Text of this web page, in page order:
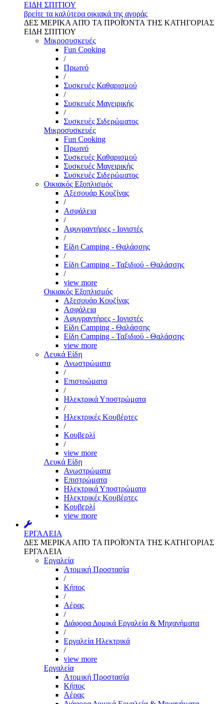
ΕΙΔΗ ΣΠΙΤΙΟΥ
βρείτε τα καλύτερα οικιακά της αγοράς
ΔΕΣ ΜΕΡΙΚΑ ΑΠΌ ΤΑ ΠΡΟΪΌΝΤΑ ΤΗΣ ΚΑΤΗΓΟΡΙΑΣ
ΕΙΔΗ ΣΠΙΤΙΟΥ
Μικροσυσκευές
Fun Cooking
/
Πρωινό
/
Συσκευές Καθαρισμού
/
Συσκευές Μαγειρικής
/
Συσκευές Σιδερώματος
Μικροσυσκευές
Fun Cooking
Πρωινό
Συσκευές Καθαρισμού
Συσκευές Μαγειρικής
Συσκευές Σιδερώματος
Οικιακός Εξοπλισμός
Αξεσουάρ Κουζίνας
/
Ασφάλεια
/
Αφυγραντήρες - Ιονιστές
/
Είδη Camping - Θαλάσσης
/
Είδη Camping - Ταξιδιού - Θαλάσσης
/
view more
Οικιακός Εξοπλισμός
Αξεσουάρ Κουζίνας
Ασφάλεια
Αφυγραντήρες - Ιονιστές
Είδη Camping - Θαλάσσης
Είδη Camping - Ταξιδιού - Θαλάσσης
view more
Λευκά Είδη
Ανωστρώματα
/
Επιστρώματα
/
Ηλεκτρικά Υποστρώματα
/
Ηλεκτρικές Κουβέρτες
/
Κουβερλί
/
view more
Λευκά Είδη
Ανωστρώματα
Επιστρώματα
Ηλεκτρικά Υποστρώματα
Ηλεκτρικές Κουβέρτες
Κουβερλί
view more
ΕΡΓΑΛΕΙΑ
ΔΕΣ ΜΕΡΙΚΑ ΑΠΌ ΤΑ ΠΡΟΪΌΝΤΑ ΤΗΣ ΚΑΤΗΓΟΡΙΑΣ
ΕΡΓΑΛΕΙΑ
Εργαλεία
Aτομική Προστασία
/
Kήπος
/
Αέρας
/
Διάφορα Δομικά Εργαλεία & Μηχανήματα
/
Εργαλεία Ηλεκτρικά
/
view more
Εργαλεία
Aτομική Προστασία
Kήπος
Αέρας